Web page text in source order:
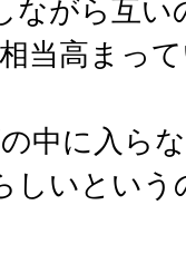
ながら互
当高まっ
中に入ら
しいとい